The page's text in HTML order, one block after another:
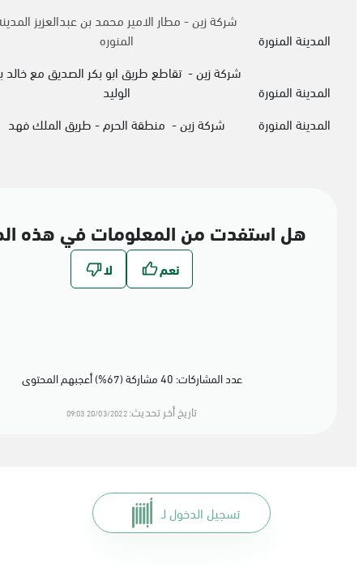
المدينة المنورة
شركة زين - مطار الامير محمد بن عبدالعزيز
المنوره
المدينة المنورة
شركة زين - تقاطع طريق ابو بكر الصديق مع خالد
الوليد
المدينة المنورة
شركة زين - منطقة الحرم - طريق الملك فهد
هل استفدت من المعلومات في هذه
عدد المشاركات: 40 مشاركة (67%) أعجبهم المحتوى
تاريخ أخر تحديث:20/03/2022 09:03
تسجيل الدخول لـ